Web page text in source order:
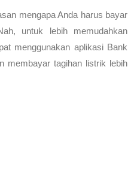
mengapa Anda harus bayar
untuk lebih memudahkan
menggunakan aplikasi Bank
membayar tagihan listrik lebih